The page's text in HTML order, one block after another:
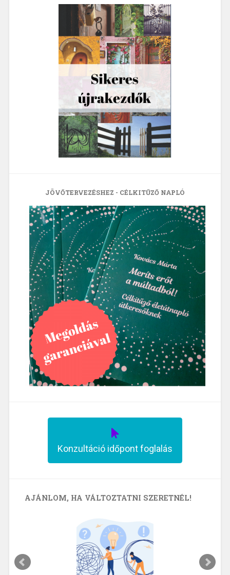
JÖVŐTERVEZÉSHEZ - CÉLKITŰZŐ NAPLÓ
Konzultáció időpont foglalás
AJÁNLOM, HA VÁLTOZTATNI SZERETNÉL!